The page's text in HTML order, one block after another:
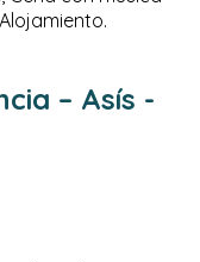
– Asís -